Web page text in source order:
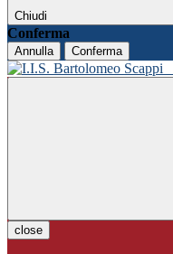
Chiudi
Conferma
Annulla Conferma
close